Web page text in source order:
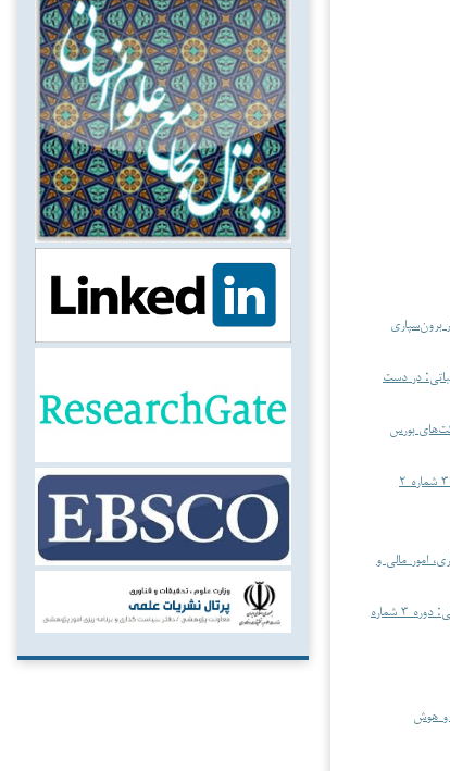
در راستای احیای بستر برون‌سپاری
در دست
بورس
حسابداری، امور مالی و هوش محاسباتی: دوره ۳ شماره ۲
امور مالی و
حسابداری، امور مالی و هوش محاسباتی: دوره ۳ شماره
و هوش